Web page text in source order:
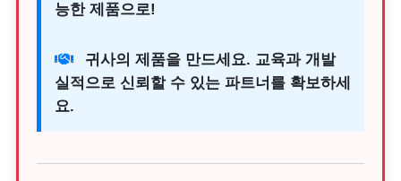
능한 제품으로!
귀사의 제품을 만드세요. 교육과 개발
실적으로 신뢰할 수 있는 파트너를 확보하세
요.